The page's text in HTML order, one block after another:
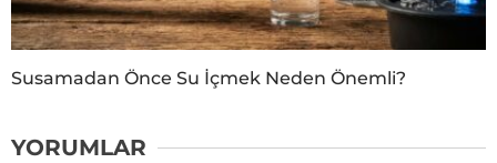
Susamadan Önce Su İçmek Neden Önemli?
YORUMLAR